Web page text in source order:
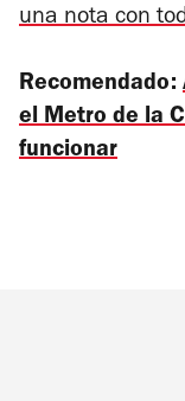
una nota con
Recomendado:
el Metro de la
funcionar